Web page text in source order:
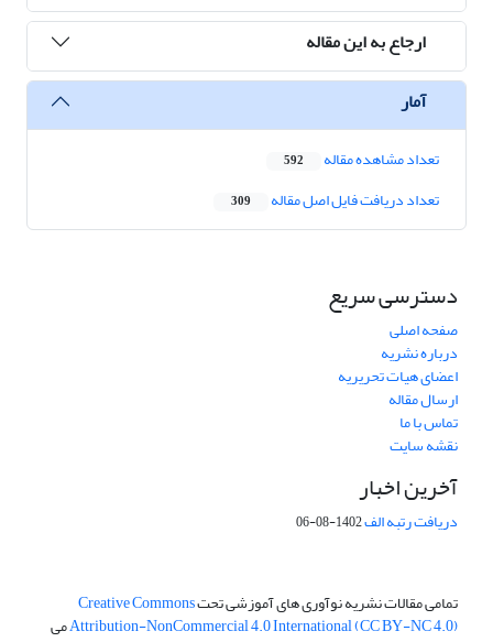
ارجاع به این مقاله
آمار
تعداد مشاهده مقاله 592
تعداد دریافت فایل اصل مقاله 309
دسترسی سریع
صفحه اصلی
درباره نشریه
اعضای هیات تحریریه
ارسال مقاله
تماس با ما
نقشه سایت
آخرین اخبار
دریافت رتبه الف1402-08-06
تمامی مقالات نشریه نوآوری های آموزشی تحتCreative Commons
Attribution-NonCommercial 4.0 International (CC BY-NC 4.0)می